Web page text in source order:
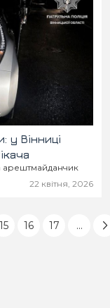
у Вінниці
арештмайданчик
22 квітня, 2026
15 16 17 ...